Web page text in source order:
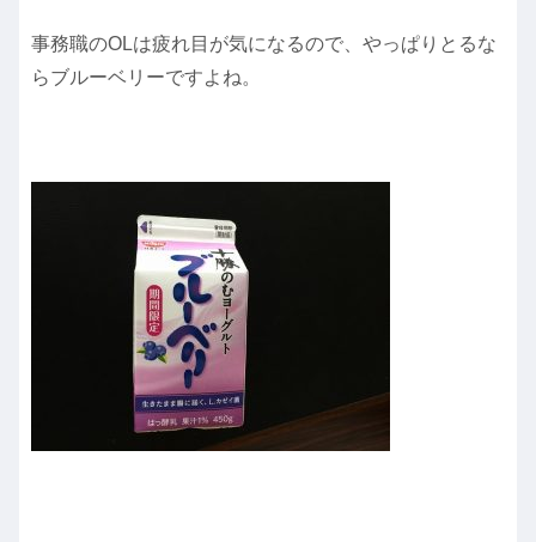
事務職のOLは疲れ目が気になるので、やっぱりとるな
らブルーベリーですよね。